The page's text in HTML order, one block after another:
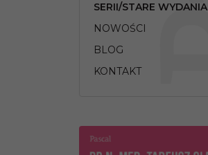
SERII/STARE WYDANIA
NOWOŚCI
BLOG
KONTAKT